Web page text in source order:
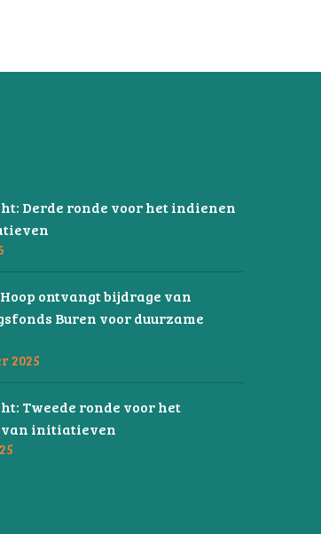
Derde ronde voor het indienen
ontvangt bijdrage van
Buren voor duurzame
2025
Tweede ronde voor het
initiatieven